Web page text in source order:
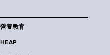
營養教育
HEAP